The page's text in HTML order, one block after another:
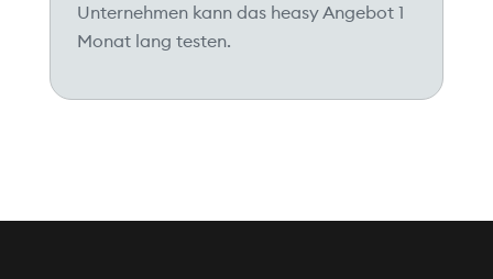
Unternehmen kann das heasy Angebot 1
Monat lang testen.